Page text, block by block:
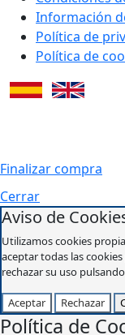
Información
Política de
Política de
Finalizar compra
Cerrar
Aviso de
Utilizamos cookies
aceptar todas las
rechazar su uso
Aceptar Rechazar
Política de